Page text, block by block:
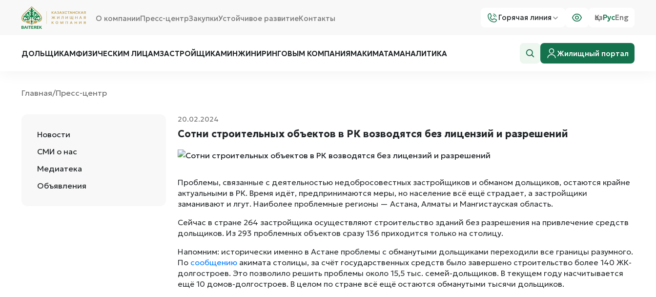
О компанииПресс-центрЗакупкиУстойчивое развитиеКонтакты Горячая линия ҚазРусEng
ДОЛЬЩИКАМФИЗИЧЕСКИМ ЛИЦАМЗАСТРОЙЩИКАМИНЖИНИРИНГОВЫМ КОМПАНИЯМАКИМАТАМАНАЛИТИКА Жилищный портал
Главная/Пресс-центр
Новости
СМИ о нас
Медиатека
Объявления
20.02.2024
Сотни строительных объектов в РК возводятся без лицензий и разрешений
Проблемы, связанные с деятельностью недобросовестных застройщиков и обманом дольщиков, остаются крайне
актуальными в РК. Время идёт, предпринимаются меры, но население всё ещё страдает, а застройщики
заманивают и лгут. Наиболее проблемные регионы — Астана, Алматы и Мангистауская область.
Сейчас в стране 264 застройщика осуществляют строительство зданий без разрешения на привлечение средств
дольщиков. Из 293 проблемных объектов сразу 136 приходится только на столицу.
Напомним: исторически именно в Астане проблемы с обманутыми дольщиками переходили все границы разумного.
По сообщению акимата столицы, за счёт государственных средств было завершено строительство более 140 ЖК-
долгостроев. Это позволило решить проблемы около 15,5 тыс. семей-дольщиков. В текущем году насчитывается
ещё 10 домов-долгостроев. В целом по стране всё ещё остаются обманутыми тысячи дольщиков.